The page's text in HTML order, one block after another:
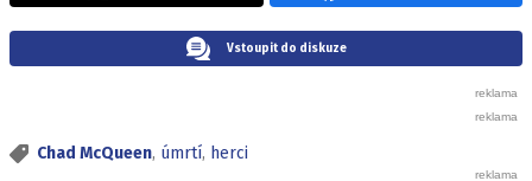
Vstoupit do diskuze
Chad McQueen, úmrtí, herci